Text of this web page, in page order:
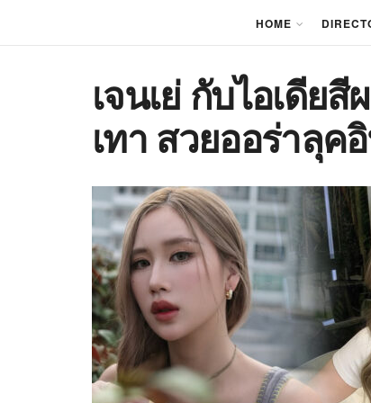
HOME
เจนเย่ กับไอเดีย
เทา สวยออร่าลุค